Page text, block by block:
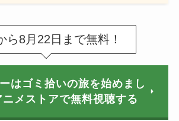
ら8月22日まで無料！
はゴミ拾いの旅を始めまし
メストアで無料視聴する